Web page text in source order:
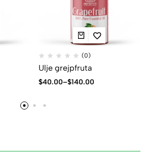
(0)
Ulje grejpfruta
$40.00–$140.00